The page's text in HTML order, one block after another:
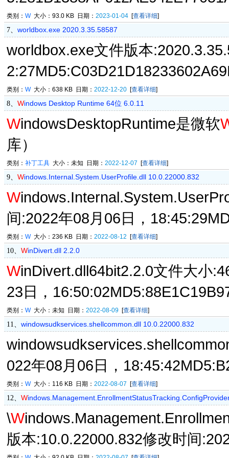
类别： W大小：93.0 KB 日期： 2023-01-04 [查看详细]
7、 worldbox.exe 2020.3.35.58587
worldbox.exe文件版本
类别： W大小：638 KB 日期： 2022-12-20 [查看详细]
8、 Windows Desktop Runtime 64位 6.0.11
WindowsDesktopRuntime是微软
库）
类别： 补丁工具 大小：未知 日期： 2022-12-07 [查看详细]
9、 Windows.Internal.System.UserProfile.dll 10.0.22000.832
W
间:2022年08月06日，
类别： W大小：236 KB 日期： 2022-08-12 [查看详细]
10、 WinDivert.dll 2.2.0
WinDivert.dll64bit2.2.0文件大小
23日，
类别： W大小：未知 日期： 2022-08-09 [查看详细]
11、 windowsudkservices.shellcommon.dll 10.0.22000.832
022年08月06日，
类别： W大小：116 KB 日期： 2022-08-07 [查看详细]
12、 W
\W
版本:10.0.22000.832修改时间